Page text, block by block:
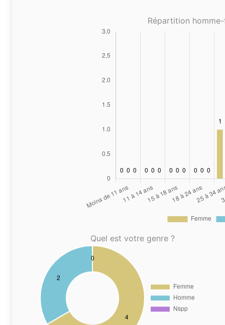
Répartition
Quel est votre genre ?